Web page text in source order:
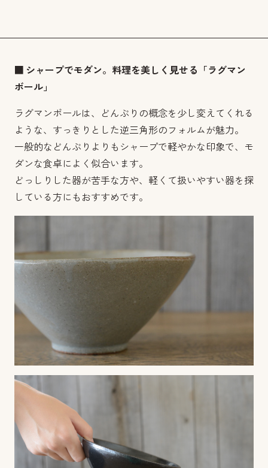
■ シャープでモダン。料理を美しく見せる「ラグマン
ボール」
ラグマンボールは、どんぶりの概念を少し変えてくれる
ような、すっきりとした逆三角形のフォルムが魅力。
一般的などんぶりよりもシャープで軽やかな印象で、モ
ダンな食卓によく似合います。
どっしりした器が苦手な方や、軽くて扱いやすい器を探
している方にもおすすめです。